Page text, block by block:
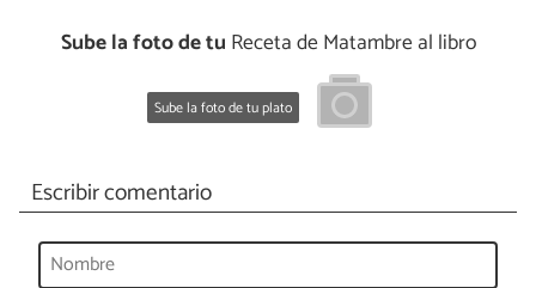
Sube la foto de tu Receta de Matambre al libro
Sube la foto de tu plato
Escribir comentario